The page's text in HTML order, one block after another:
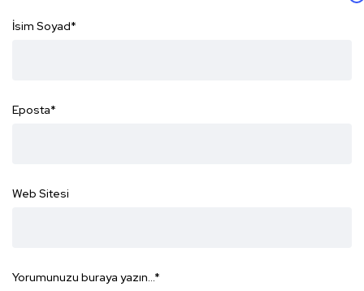
İsim Soyad*
Eposta*
Web Sitesi
Yorumunuzu buraya yazın...*